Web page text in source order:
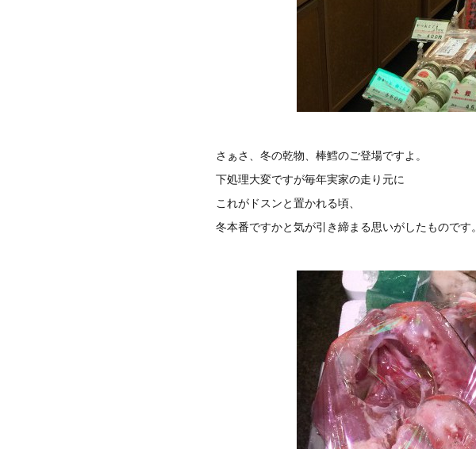
さぁさ、冬の乾物、棒鱈のご登場ですよ。
下処理大変ですが毎年実家の走り元に
これがドスンと置かれる頃、
冬本番ですかと気が引き締まる思いがしたものです。